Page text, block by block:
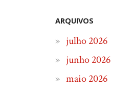
ARQUIVOS
julho 2026
junho 2026
maio 2026